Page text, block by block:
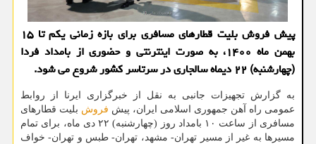
پیش فروش بلیت قطارهای مسافری برای بازه زمانی یکم تا ۱۵
بهمن ماه ۱۴۰۰، به صورت اینترنتی و حضوری از بامداد فردا
(چهارشنبه) ۲۲ دیماه سالجاری در سرتاسر کشور شروع می شود.
به گزارش تجهیزات جانبی به نقل از خبرگزاری ایرنا از روابط
عمومی راه آهن جمهوری اسلامی ایران، پیش فروش بلیت قطارهای
مسافری از ساعت ۱۰ بامداد روز (چهارشنبه) ۲۲ دی ماه، برای تمام
مسیرها به غیر از مسیر تهران- مشهد، تهران- طبس و تهران- خواف